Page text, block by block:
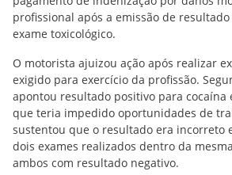
profissional após a emissão de
exame toxicológico.
O motorista ajuizou ação após realizar
exigido para exercício da profissão.
apontou resultado positivo para cocaína
que teria impedido oportunidades de
sustentou que o resultado era incorreto
dois exames realizados dentro da
ambos com resultado negativo.